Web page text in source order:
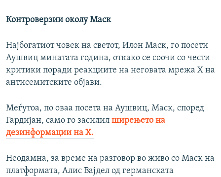
Контроверзии околу Маск
Најбогатиот човек на светот, Илон Маск, го посети
Аушвиц минатата година, откако се соочи со чести
критики поради реакциите на неговата мрежа Х на
антисемитските објави.
Меѓутоа, по оваа посета на Аушвиц, Маск, според
Гардијан, само го засилил ширењето на
дезинформации на Х.
Неодамна, за време на разговор во живо со Маск на
платформата, Алис Вајдел од германската